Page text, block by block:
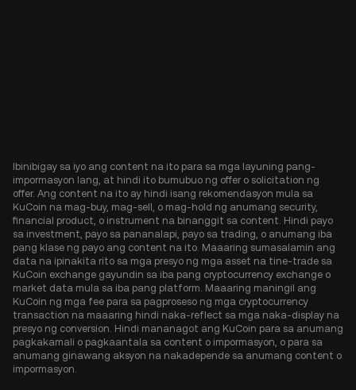
Ibinibigay sa iyo ang content na ito para sa mga layuning pang-
impormasyon lang, at hindi ito bumubuo ng offer o solicitation ng
offer. Ang content na ito ay hindi isang rekomendasyon mula sa
KuCoin na mag-buy, mag-sell, o mag-hold ng anumang security,
financial product, o instrument na binanggit sa content. Hindi payo
sa investment, payo sa pananalapi, payo sa trading, o anumang iba
pang klase ng payo ang content na ito. Maaaring sumasalamin ang
data na ipinakita rito sa mga presyo ng mga asset na tine-trade sa
KuCoin exchange gayundin sa iba pang cryptocurrency exchange o
market data mula sa iba pang platform. Maaaring maningil ang
KuCoin ng mga fee para sa pagproseso ng mga cryptocurrency
transaction na maaaring hindi naka-reflect sa mga naka-display na
presyo ng conversion. Hindi mananagot ang KuCoin para sa anumang
pagkakamali o pagkaantala sa content o impormasyon, o para sa
anumang ginawang aksyon na nakadepende sa anumang content o
impormasyon.